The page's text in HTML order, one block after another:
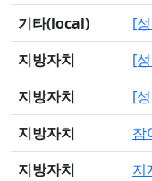
기타(local)
[
지방자치
[
지방자치
[
지방자치
참
지방자치
지